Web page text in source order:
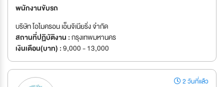
พนักงานขับรถ
บริษัท โอไมครอน เอ็นจิเนียริ่ง จำกัด
สถานที่ปฏิบัติงาน :กรุงเทพมหานคร
เงินเดือน(บาท) :9,000 - 13,000
2 วันที่แล้ว